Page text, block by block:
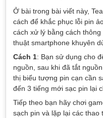
Ở bài trong bài viết này,
cách để khắc phục lỗi pin
cách xử lý bằng cách
thuật smartphone khuyên
Cách 1: Bạn sử dụng cho
nguồn, sau khi đã tắt
thị biểu tượng pin cạn cần
đến 3 tiếng mới sạc pin lại
Tiếp theo bạn hãy chơi
sạch pin và lặp lại các